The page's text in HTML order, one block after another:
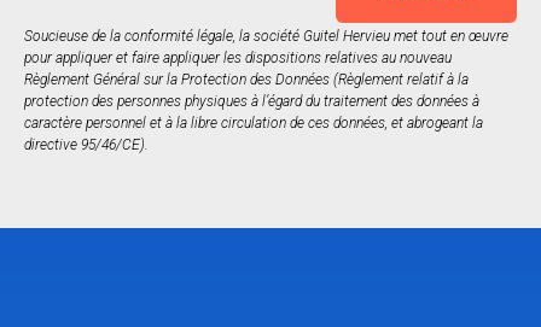
Soucieuse de la conformité légale, la société Guitel Hervieu met tout en œuvre
pour appliquer et faire appliquer les dispositions relatives au nouveau
Règlement Général sur la Protection des Données (Règlement relatif à la
protection des personnes physiques à l’égard du traitement des données à
caractère personnel et à la libre circulation de ces données, et abrogeant la
directive 95/46/CE).